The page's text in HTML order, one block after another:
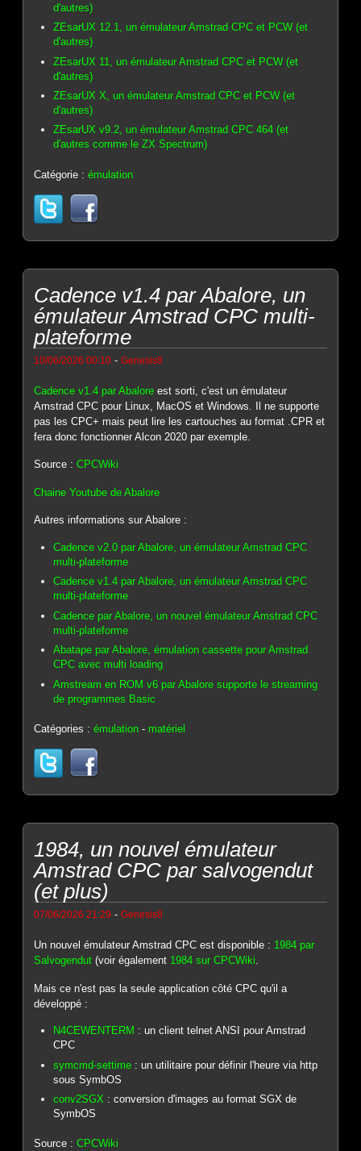
d'autres)
ZEsarUX 12.1, un émulateur Amstrad CPC et PCW (et
d'autres)
ZEsarUX 11, un émulateur Amstrad CPC et PCW (et
d'autres)
ZEsarUX X, un émulateur Amstrad CPC et PCW (et
d'autres)
ZEsarUX v9.2, un émulateur Amstrad CPC 464 (et
d'autres comme le ZX Spectrum)
Catégorie :émulation
Cadence v1.4 par Abalore, un
émulateur Amstrad CPC multi-
plateforme
10/06/2026 00:10 -Genesis8
Cadence v1.4 par Abalore est sorti, c'est un émulateur
Amstrad CPC pour Linux, MacOS et Windows. Il ne supporte
pas les CPC+ mais peut lire les cartouches au format .CPR et
fera donc fonctionner Alcon 2020 par exemple.
Source :CPCWiki
Chaine Youtube de Abalore
Autres informations sur Abalore :
Cadence v2.0 par Abalore, un émulateur Amstrad CPC
multi-plateforme
Cadence v1.4 par Abalore, un émulateur Amstrad CPC
multi-plateforme
Cadence par Abalore, un nouvel émulateur Amstrad CPC
multi-plateforme
Abatape par Abalore, émulation cassette pour Amstrad
CPC avec multi loading
Amstream en ROM v6 par Abalore supporte le streaming
de programmes Basic
Catégories :émulation - matériel
1984, un nouvel émulateur
Amstrad CPC par salvogendut
(et plus)
07/06/2026 21:29 -Genesis8
Un nouvel émulateur Amstrad CPC est disponible : 1984 par
Salvogendut (voir également 1984 sur CPCWiki.
Mais ce n'est pas la seule application côté CPC qu'il a
développé :
N4CEWENTERM : un client telnet ANSI pour Amstrad
CPC
symcmd-settime : un utilitaire pour définir l'heure via http
sous SymbOS
conv2SGX : conversion d'images au format SGX de
SymbOS
Source :CPCWiki